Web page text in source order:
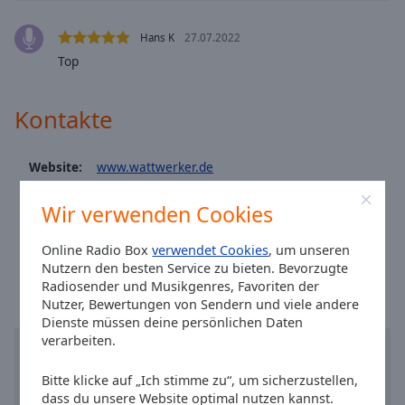
Wir verwenden Cookies
Online Radio Boxverwendet Cookies, um unseren
Nutzern den besten Service zu bieten. Bevorzugte
Radiosender und Musikgenres, Favoriten der
Nutzer, Bewertungen von Sendern und viele andere
Dienste müssen deine persönlichen Daten
verarbeiten.
Bitte klicke auf „Ich stimme zu“, um sicherzustellen,
dass du unsere Website optimal nutzen kannst.
Area
Background
Opacity
Font
Hans K 27.07.2022
Top
Kontakte
Website:
www.wattwerker.de
Twitter:
@wattwerker
Ortszeit in Aurich:22:00,08.07.2026